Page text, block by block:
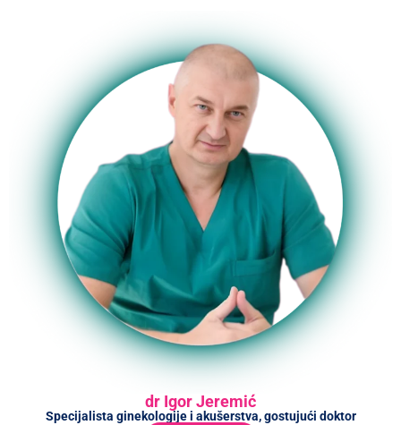
dr Igor Jeremić
Specijalista ginekologije i akušerstva, gostujući doktor